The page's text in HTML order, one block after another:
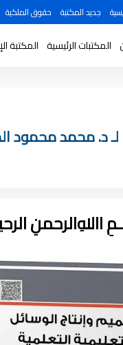
جديد المكتبة حقوق الملكية
المكتبات الرئيسية المكتبة
اﷲِالرحمنِ